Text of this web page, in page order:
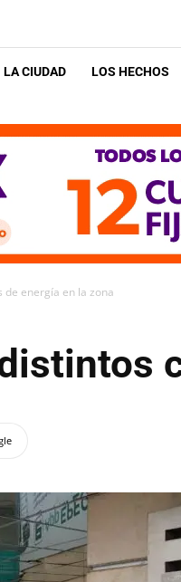
LA CIUDAD LOS HECHOS
de energía en la zona